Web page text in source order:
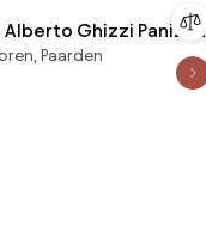
Alberto Ghizzi Panizza
Paarden